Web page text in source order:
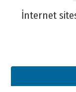
İnternet